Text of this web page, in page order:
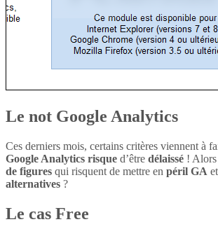
Le not Google Analytics
Ces derniers mois, certains critères viennent à
Google Analytics risque d’être délaissé ! Alors
de figures qui risquent de mettre en péril GA
alternatives ?
Le cas Free